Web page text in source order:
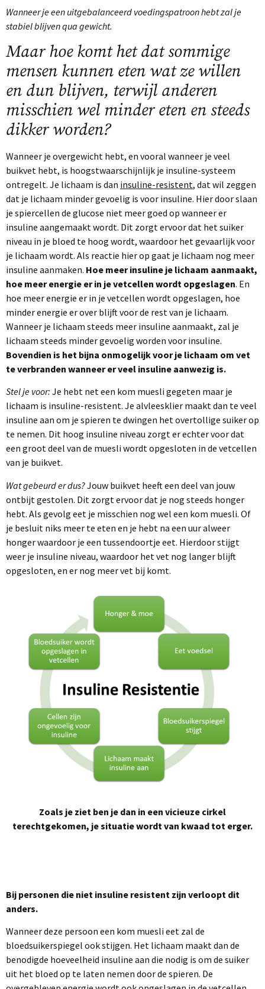
Wanneer je een uitgebalanceerd voedingspatroon hebt zal je
stabiel blijven qua gewicht.
Maar hoe komt het dat sommige
mensen kunnen eten wat ze willen
en dun blijven, terwijl anderen
misschien wel minder eten en steeds
dikker worden?
Wanneer je overgewicht hebt, en vooral wanneer je veel
buikvet hebt, is hoogstwaarschijnlijk je insuline-systeem
ontregelt. Je lichaam is dan insuline-resistent, dat wil zeggen
dat je lichaam minder gevoelig is voor insuline. Hier door slaan
je spiercellen de glucose niet meer goed op wanneer er
insuline aangemaakt wordt. Dit zorgt ervoor dat het suiker
niveau in je bloed te hoog wordt, waardoor het gevaarlijk voor
je lichaam wordt. Als reactie hier op gaat je lichaam nog meer
insuline aanmaken. Hoe meer insuline je lichaam aanmaakt,
hoe meer energie er in je vetcellen wordt opgeslagen. En
hoe meer energie er in je vetcellen wordt opgeslagen, hoe
minder energie er over blijft voor de rest van je lichaam.
Wanneer je lichaam steeds meer insuline aanmaakt, zal je
lichaam steeds minder gevoelig worden voor insuline.
Bovendien is het bijna onmogelijk voor je lichaam om vet
te verbranden wanneer er veel insuline aanwezig is.
Stel je voor: Je hebt net een kom muesli gegeten maar je
lichaam is insuline-resistent. Je alvleesklier maakt dan te veel
insuline aan om je spieren te dwingen het overtollige suiker op
te nemen. Dit hoog insuline niveau zorgt er echter voor dat
een groot deel van de muesli wordt opgesloten in de vetcellen
van je buikvet.
Wat gebeurd er dus?Jouw buikvet heeft een deel van jouw
ontbijt gestolen. Dit zorgt ervoor dat je nog steeds honger
hebt. Als gevolg eet je misschien nog wel een kom muesli. Of
je besluit niks meer te eten en je hebt na een uur alweer
honger waardoor je een tussendoortje eet. Hierdoor stijgt
weer je insuline niveau, waardoor het vet nog langer blijft
opgesloten, en er nog meer vet bij komt.
Zoals je ziet ben je dan in een vicieuze cirkel
terechtgekomen, je situatie wordt van kwaad tot erger.
Bij personen die niet insuline resistent zijn verloopt dit
anders.
Wanneer deze persoon een kom muesli eet zal de
bloedsuikerspiegel ook stijgen. Het lichaam maakt dan de
benodigde hoeveelheid insuline aan die nodig is om de suiker
uit het bloed op te laten nemen door de spieren. De